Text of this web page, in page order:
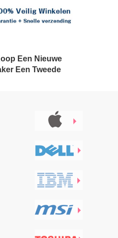
Een Nieuwe
Een Tweede